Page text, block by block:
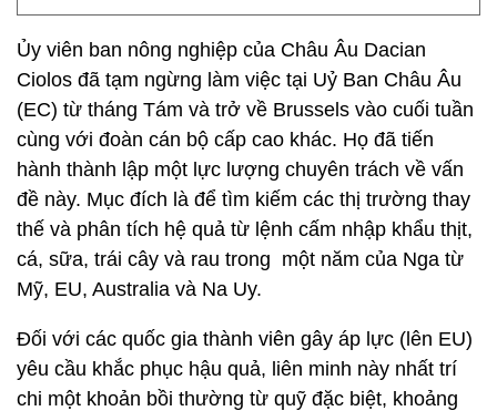
Ủy viên ban nông nghiệp của Châu Âu Dacian
Ciolos đã tạm ngừng làm việc tại Uỷ Ban Châu Âu
(EC) từ tháng Tám và trở về Brussels vào cuối tuần
cùng với đoàn cán bộ cấp cao khác. Họ đã tiến
hành thành lập một lực lượng chuyên trách về vấn
đề này. Mục đích là để tìm kiếm các thị trường thay
thế và phân tích hệ quả từ lệnh cấm nhập khẩu thịt,
cá, sữa, trái cây và rau trong một năm của Nga từ
Mỹ, EU, Australia và Na Uy.
Đối với các quốc gia thành viên gây áp lực (lên EU)
yêu cầu khắc phục hậu quả, liên minh này nhất trí
chi một khoản bồi thường từ quỹ đặc biệt, khoảng